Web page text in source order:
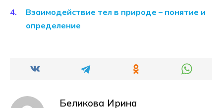
Взаимодействие тел в природе – понятие и
определение
Беликова Ирина